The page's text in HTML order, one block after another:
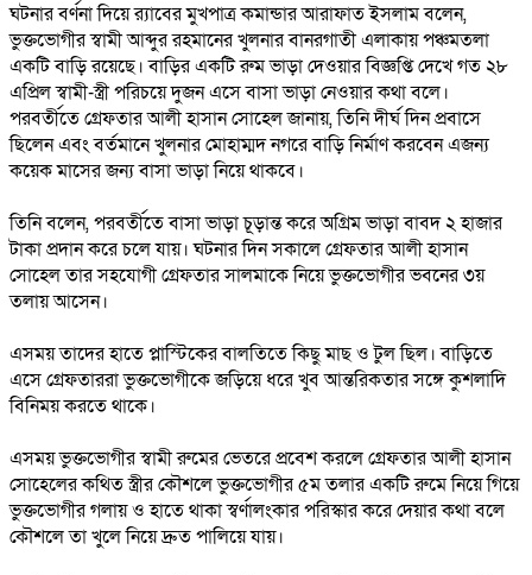
ঘটনার বর্ণনা দিয়ে র‍্যাবের মুখপাত্র কমান্ডার আরাফাত ইসলাম বলেন,
ভুক্তভোগীর স্বামী আব্দুর রহমানের খুলনার বানরগাতী এলাকায় পঞ্চমতলা
একটি বাড়ি রয়েছে। বাড়ির একটি রুম ভাড়া দেওয়ার বিজ্ঞপ্তি দেখে গত ২৮
এপ্রিল স্বামী-স্ত্রী পরিচয়ে দুজন এসে বাসা ভাড়া নেওয়ার কথা বলে।
পরবর্তীতে গ্রেফতার আলী হাসান সোহেল জানায়, তিনি দীর্ঘ দিন প্রবাসে
ছিলেন এবং বর্তমানে খুলনার মোহাম্মদ নগরে বাড়ি নির্মাণ করবেন এজন্য
কয়েক মাসের জন্য বাসা ভাড়া নিয়ে থাকবে।
তিনি বলেন, পরবর্তীতে বাসা ভাড়া চূড়ান্ত করে অগ্রিম ভাড়া বাবদ ২ হাজার
টাকা প্রদান করে চলে যায়। ঘটনার দিন সকালে গ্রেফতার আলী হাসান
সোহেল তার সহযোগী গ্রেফতার সালমাকে নিয়ে ভুক্তভোগীর ভবনের ৩য়
তলায় আসেন।
এসময় তাদের হাতে প্লাস্টিকের বালতিতে কিছু মাছ ও টুল ছিল। বাড়িতে
এসে গ্রেফতাররা ভুক্তভোগীকে জড়িয়ে ধরে খুব আন্তরিকতার সঙ্গে কুশলাদি
বিনিময় করতে থাকে।
এসময় ভুক্তভোগীর স্বামী রুমের ভেতরে প্রবেশ করলে গ্রেফতার আলী হাসান
সোহেলের কথিত স্ত্রীর কৌশলে ভুক্তভোগীর ৫ম তলার একটি রুমে নিয়ে গিয়ে
ভুক্তভোগীর গলায় ও হাতে থাকা স্বর্ণালংকার পরিস্কার করে দেয়ার কথা বলে
কৌশলে তা খুলে নিয়ে দ্রুত পালিয়ে যায়।